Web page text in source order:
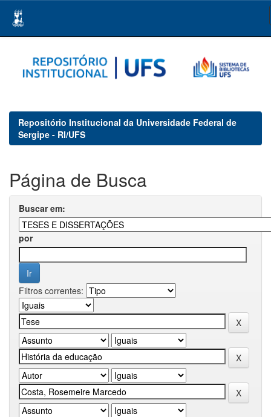
navigation
Repositório Institucional da Universidade Federal de
Sergipe - RI/UFS
Página de Busca
Buscar em:
por
Filtros correntes: